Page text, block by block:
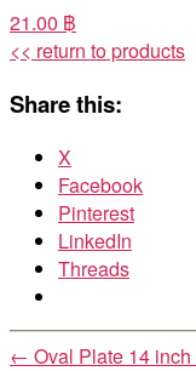
21.00 ฿
<< return to products
Share this:
X
Facebook
Pinterest
LinkedIn
Threads
← Oval Plate 14 inch